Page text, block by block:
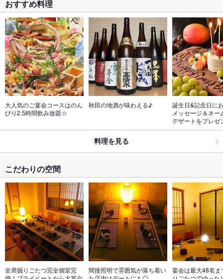
おすすめ料理
大人気のご宴会コースはのん
びり2.5時間飲み放題☆
秋田の地酒が味わえる♪
誕生日&記念日に
メッセージ＆ネー
デザートをプレゼ
料理を見る
こだわりの空間
全席掘りごたつ完全個室完
間接照明で雰囲気が落ち着い
宴会は最大48名ま